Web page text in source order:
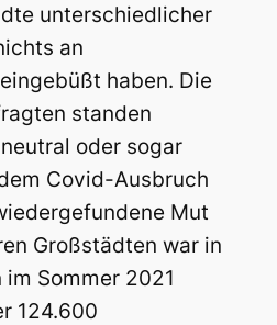
unterschiedlicher
an
haben. Die
standen
oder sogar
Covid-Ausbruch
Mut
Großstädten war in
Sommer 2021
124.600